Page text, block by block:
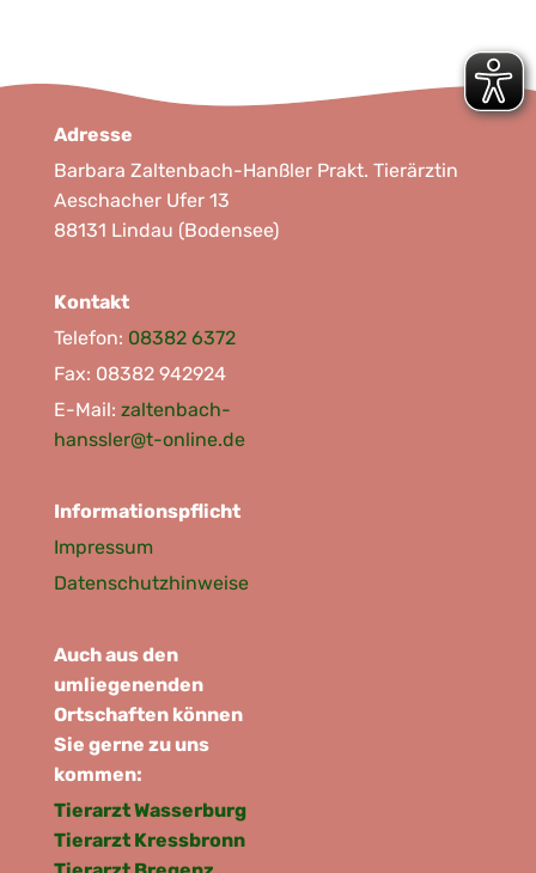
Adresse
Barbara Zaltenbach-Hanßler Prakt. Tierärztin
Aeschacher Ufer 13
88131 Lindau (Bodensee)
Kontakt
Telefon: 08382 6372
Fax: 08382 942924
E-Mail: zaltenbach-
hanssler@t-online.de
Informationspflicht
Impressum
Datenschutzhinweise
Auch aus den
umliegenenden
Ortschaften können
Sie gerne zu uns
kommen:
Tierarzt Wasserburg
Tierarzt Kressbronn